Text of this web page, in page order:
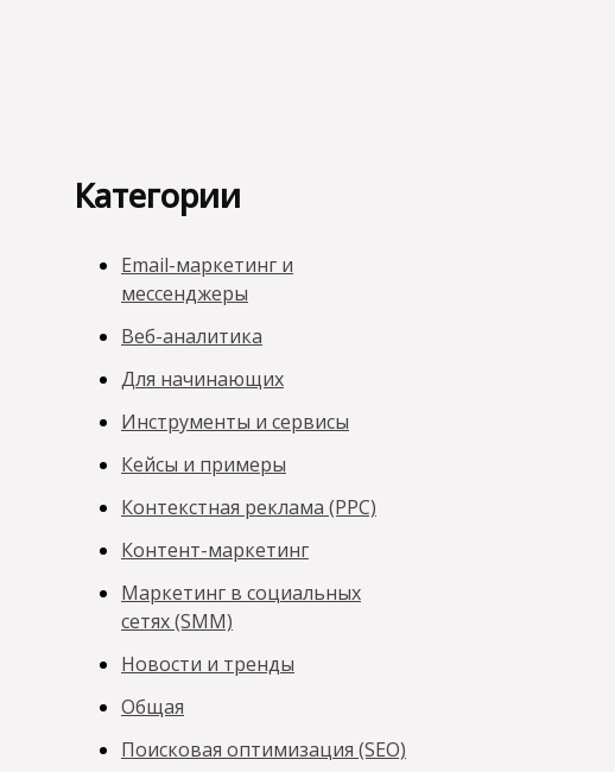
Категории
Email-маркетинг и
мессенджеры
Веб-аналитика
Для начинающих
Инструменты и сервисы
Кейсы и примеры
Контекстная реклама (PPC)
Контент-маркетинг
Маркетинг в социальных
сетях (SMM)
Новости и тренды
Общая
Поисковая оптимизация (SEO)